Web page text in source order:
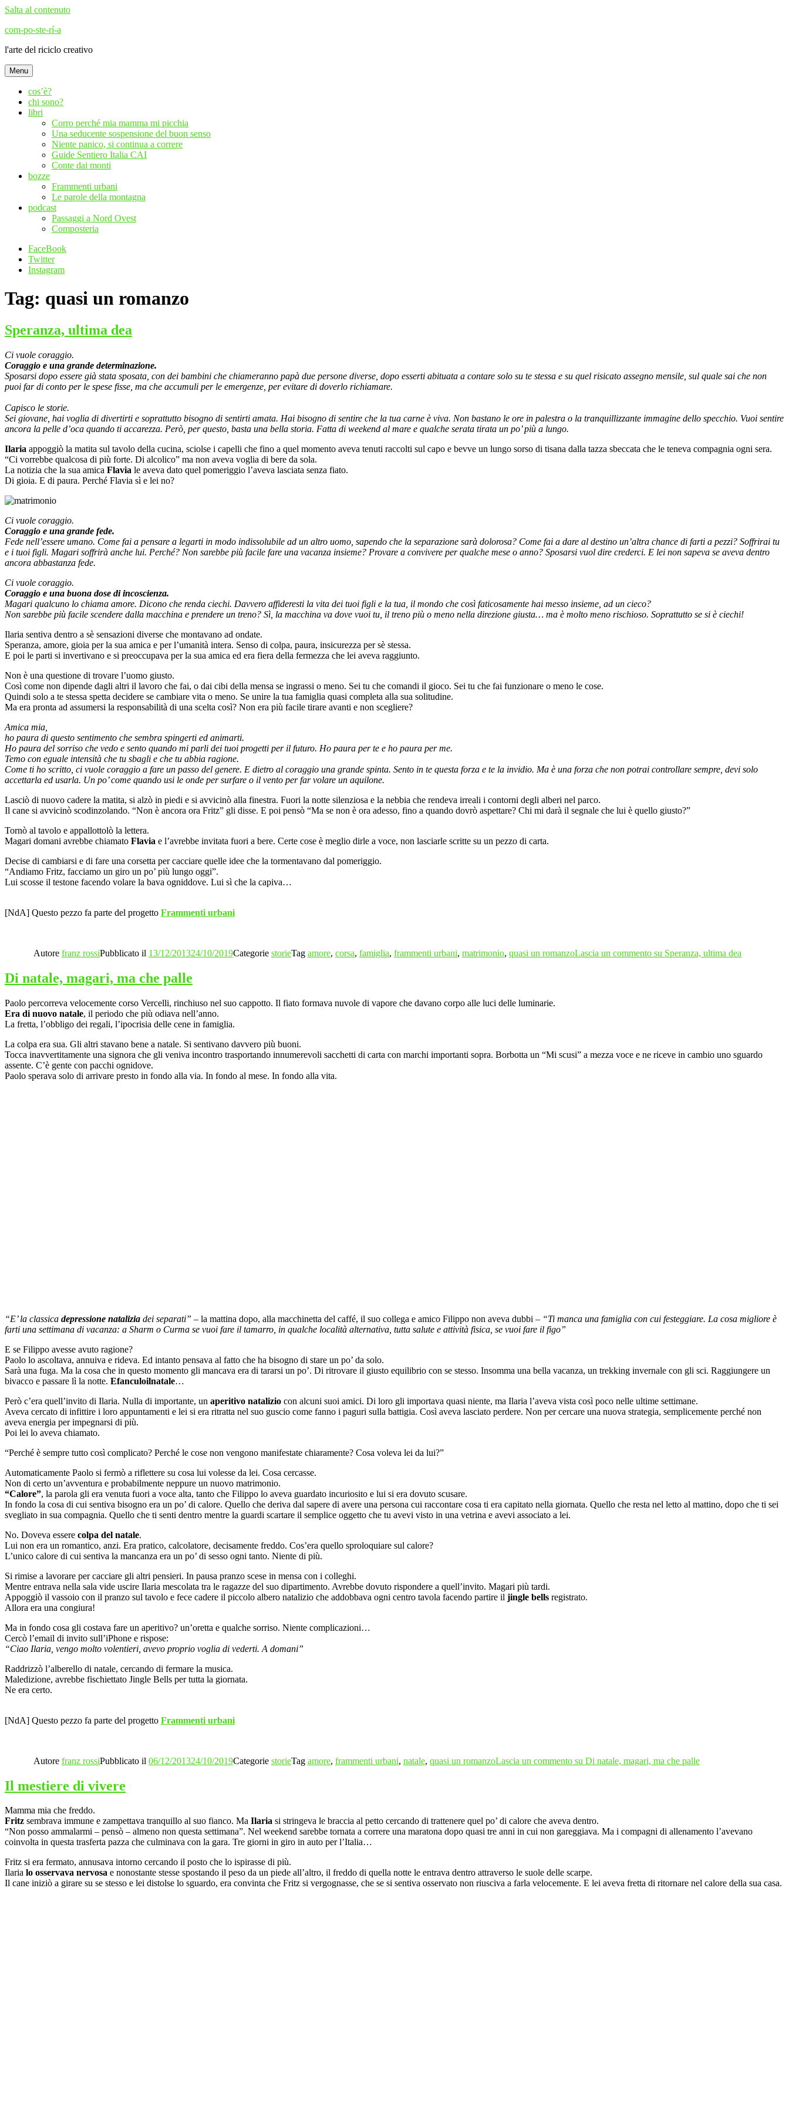
Salta al contenuto
com-po-ste-rí-a
l'arte del riciclo creativo
Menu
cos’è?
chi sono?
libri
Corro perché mia mamma mi picchia
Una seducente sospensione del buon senso
Niente panico, si continua a correre
Guide Sentiero Italia CAI
Conte dai monti
bozze
Frammenti urbani
Le parole della montagna
podcast
Passaggi a Nord Ovest
Composteria
FaceBook
Twitter
Instagram
Tag: quasi un romanzo
Speranza, ultima dea
Ci vuole coraggio.
Coraggio e una grande determinazione.
Sposarsi dopo essere già stata sposata, con dei bambini che chiameranno papà due persone diverse, dopo esserti abituata a contare solo su te stessa e su quel risicato assegno mensile, sul quale sai che non
puoi far di conto per le spese fisse, ma che accumuli per le emergenze, per evitare di doverlo richiamare.
Capisco le storie.
Sei giovane, hai voglia di divertirti e soprattutto bisogno di sentirti amata. Hai bisogno di sentire che la tua carne è viva. Non bastano le ore in palestra o la tranquillizzante immagine dello specchio. Vuoi sentire
ancora la pelle d’oca quando ti accarezza. Però, per questo, basta una bella storia. Fatta di weekend al mare e qualche serata tirata un po’ più a lungo.
Ilaria appoggiò la matita sul tavolo della cucina, sciolse i capelli che fino a quel momento aveva tenuti raccolti sul capo e bevve un lungo sorso di tisana dalla tazza sbeccata che le teneva compagnia ogni sera.
“Ci vorrebbe qualcosa di più forte. Di alcolico” ma non aveva voglia di bere da sola.
La notizia che la sua amica Flavia le aveva dato quel pomeriggio l’aveva lasciata senza fiato.
Di gioia. E di paura. Perché Flavia sì e lei no?
Ci vuole coraggio.
Coraggio e una grande fede.
Fede nell’essere umano. Come fai a pensare a legarti in modo indissolubile ad un altro uomo, sapendo che la separazione sarà dolorosa? Come fai a dare al destino un’altra chance di farti a pezzi? Soffrirai tu
e i tuoi figli. Magari soffrirà anche lui. Perché? Non sarebbe più facile fare una vacanza insieme? Provare a convivere per qualche mese o anno? Sposarsi vuol dire crederci. E lei non sapeva se aveva dentro
ancora abbastanza fede.
Ci vuole coraggio.
Coraggio e una buona dose di incoscienza.
Magari qualcuno lo chiama amore. Dicono che renda ciechi. Davvero affideresti la vita dei tuoi figli e la tua, il mondo che così faticosamente hai messo insieme, ad un cieco?
Non sarebbe più facile scendere dalla macchina e prendere un treno? Sì, la macchina va dove vuoi tu, il treno più o meno nella direzione giusta… ma è molto meno rischioso. Soprattutto se si è ciechi!
Ilaria sentiva dentro a sè sensazioni diverse che montavano ad ondate.
Speranza, amore, gioia per la sua amica e per l’umanità intera. Senso di colpa, paura, insicurezza per sè stessa.
E poi le parti si invertivano e si preoccupava per la sua amica ed era fiera della fermezza che lei aveva raggiunto.
Non è una questione di trovare l’uomo giusto.
Così come non dipende dagli altri il lavoro che fai, o dai cibi della mensa se ingrassi o meno. Sei tu che comandi il gioco. Sei tu che fai funzionare o meno le cose.
Quindi solo a te stessa spetta decidere se cambiare vita o meno. Se unire la tua famiglia quasi completa alla sua solitudine.
Ma era pronta ad assumersi la responsabilità di una scelta così? Non era più facile tirare avanti e non scegliere?
Amica mia,
ho paura di questo sentimento che sembra spingerti ed animarti.
Ho paura del sorriso che vedo e sento quando mi parli dei tuoi progetti per il futuro. Ho paura per te e ho paura per me.
Temo con eguale intensità che tu sbagli e che tu abbia ragione.
Come ti ho scritto, ci vuole coraggio a fare un passo del genere. E dietro al coraggio una grande spinta. Sento in te questa forza e te la invidio. Ma è una forza che non potrai controllare sempre, devi solo
accettarla ed usarla. Un po’ come quando usi le onde per surfare o il vento per far volare un aquilone.
Lasciò di nuovo cadere la matita, si alzò in piedi e si avvicinò alla finestra. Fuori la notte silenziosa e la nebbia che rendeva irreali i contorni degli alberi nel parco.
Il cane si avvicinò scodinzolando. “Non è ancora ora Fritz” gli disse. E poi pensò “Ma se non è ora adesso, fino a quando dovrò aspettare? Chi mi darà il segnale che lui è quello giusto?”
Tornò al tavolo e appallottolò la lettera.
Magari domani avrebbe chiamato Flavia e l’avrebbe invitata fuori a bere. Certe cose è meglio dirle a voce, non lasciarle scritte su un pezzo di carta.
Decise di cambiarsi e di fare una corsetta per cacciare quelle idee che la tormentavano dal pomeriggio.
“Andiamo Fritz, facciamo un giro un po’ più lungo oggi”.
Lui scosse il testone facendo volare la bava ogniddove. Lui sì che la capiva…
[NdA] Questo pezzo fa parte del progetto Frammenti urbani
Autore franz rossiPubblicato il 13/12/201324/10/2019Categorie storieTag amore, corsa, famiglia, frammenti urbani, matrimonio, quasi un romanzoLascia un commento su Speranza, ultima dea
Di natale, magari, ma che palle
Paolo percorreva velocemente corso Vercelli, rinchiuso nel suo cappotto. Il fiato formava nuvole di vapore che davano corpo alle luci delle luminarie.
Era di nuovo natale, il periodo che più odiava nell’anno.
La fretta, l’obbligo dei regali, l’ipocrisia delle cene in famiglia.
La colpa era sua. Gli altri stavano bene a natale. Si sentivano davvero più buoni.
Tocca inavvertitamente una signora che gli veniva incontro trasportando innumerevoli sacchetti di carta con marchi importanti sopra. Borbotta un “Mi scusi” a mezza voce e ne riceve in cambio uno sguardo
assente. C’è gente con pacchi ognidove.
Paolo sperava solo di arrivare presto in fondo alla via. In fondo al mese. In fondo alla vita.
“E’ la classica depressione natalizia dei separati” – la mattina dopo, alla macchinetta del caffé, il suo collega e amico Filippo non aveva dubbi – “Ti manca una famiglia con cui festeggiare. La cosa migliore è
farti una settimana di vacanza: a Sharm o Curma se vuoi fare il tamarro, in qualche località alternativa, tutta salute e attività fisica, se vuoi fare il figo”
E se Filippo avesse avuto ragione?
Paolo lo ascoltava, annuiva e rideva. Ed intanto pensava al fatto che ha bisogno di stare un po’ da solo.
Sarà una fuga. Ma la cosa che in questo momento gli mancava era di tararsi un po’. Di ritrovare il giusto equilibrio con se stesso. Insomma una bella vacanza, un trekking invernale con gli sci. Raggiungere un
bivacco e passare lì la notte. Efanculoilnatale…
Però c’era quell’invito di Ilaria. Nulla di importante, un aperitivo natalizio con alcuni suoi amici. Di loro gli importava quasi niente, ma Ilaria l’aveva vista così poco nelle ultime settimane.
Aveva cercato di infittire i loro appuntamenti e lei si era ritratta nel suo guscio come fanno i paguri sulla battigia. Così aveva lasciato perdere. Non per cercare una nuova strategia, semplicemente perché non
aveva energia per impegnarsi di più.
Poi lei lo aveva chiamato.
“Perché è sempre tutto così complicato? Perché le cose non vengono manifestate chiaramente? Cosa voleva lei da lui?”
Automaticamente Paolo si fermò a riflettere su cosa lui volesse da lei. Cosa cercasse.
Non di certo un’avventura e probabilmente neppure un nuovo matrimonio.
“Calore”, la parola gli era venuta fuori a voce alta, tanto che Filippo lo aveva guardato incuriosito e lui si era dovuto scusare.
In fondo la cosa di cui sentiva bisogno era un po’ di calore. Quello che deriva dal sapere di avere una persona cui raccontare cosa ti era capitato nella giornata. Quello che resta nel letto al mattino, dopo che ti sei
svegliato in sua compagnia. Quello che ti senti dentro mentre la guardi scartare il semplice oggetto che tu avevi visto in una vetrina e avevi associato a lei.
No. Doveva essere colpa del natale.
Lui non era un romantico, anzi. Era pratico, calcolatore, decisamente freddo. Cos’era quello sproloquiare sul calore?
L’unico calore di cui sentiva la mancanza era un po’ di sesso ogni tanto. Niente di più.
Si rimise a lavorare per cacciare gli altri pensieri. In pausa pranzo scese in mensa con i colleghi.
Mentre entrava nella sala vide uscire Ilaria mescolata tra le ragazze del suo dipartimento. Avrebbe dovuto rispondere a quell’invito. Magari più tardi.
Appoggiò il vassoio con il pranzo sul tavolo e fece cadere il piccolo albero natalizio che addobbava ogni centro tavola facendo partire il jingle bells registrato.
Allora era una congiura!
Ma in fondo cosa gli costava fare un aperitivo? un’oretta e qualche sorriso. Niente complicazioni…
Cercò l’email di invito sull’iPhone e rispose:
“Ciao Ilaria, vengo molto volentieri, avevo proprio voglia di vederti. A domani”
Raddrizzò l’alberello di natale, cercando di fermare la musica.
Maledizione, avrebbe fischiettato Jingle Bells per tutta la giornata.
Ne era certo.
[NdA] Questo pezzo fa parte del progetto Frammenti urbani
Autore franz rossiPubblicato il 06/12/201324/10/2019Categorie storieTag amore, frammenti urbani, natale, quasi un romanzoLascia un commento su Di natale, magari, ma che palle
Il mestiere di vivere
Mamma mia che freddo.
Fritz sembrava immune e zampettava tranquillo al suo fianco. Ma Ilaria si stringeva le braccia al petto cercando di trattenere quel po’ di calore che aveva dentro.
“Non posso ammalarmi – pensò – almeno non questa settimana”. Nel weekend sarebbe tornata a correre una maratona dopo quasi tre anni in cui non gareggiava. Ma i compagni di allenamento l’avevano
coinvolta in questa trasferta pazza che culminava con la gara. Tre giorni in giro in auto per l’Italia…
Fritz si era fermato, annusava intorno cercando il posto che lo ispirasse di più.
Ilaria lo osservava nervosa e nonostante stesse spostando il peso da un piede all’altro, il freddo di quella notte le entrava dentro attraverso le suole delle scarpe.
Il cane iniziò a girare su se stesso e lei distolse lo sguardo, era convinta che Fritz si vergognasse, che se si sentiva osservato non riusciva a farla velocemente. E lei aveva fretta di ritornare nel calore della sua casa.